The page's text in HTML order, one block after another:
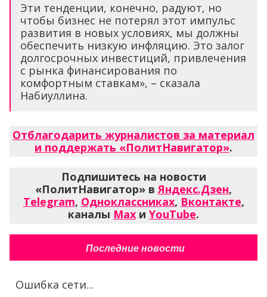
Эти тенденции, конечно, радуют, но
чтобы бизнес не потерял этот импульс
развития в новых условиях, мы должны
обеспечить низкую инфляцию. Это залог
долгосрочных инвестиций, привлечения
с рынка финансирования по
комфортным ставкам», – сказала
Набиуллина.
Отблагодарить журналистов за материал
и поддержать «ПолитНавигатор».
Подпишитесь на новости
«ПолитНавигатор» вЯндекс.Дзен,
Telegram, Одноклассниках, Вконтакте,
каналы Max и YouTube.
Последние новости
Ошибка сети...